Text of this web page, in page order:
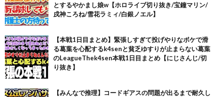
とするやかまし娘w【ホロライブ切り抜き/宝鐘マリン/
戌神ころね/雪花ラミィ/白銀ノエル】
【本戦1日目まとめ】緊張しすぎて投げやりなボケで滑
る葛葉を心配するk4senと貧乏ゆすりが止まらない葛葉
のLeagueThek4sen本戦1日目まとめ【にじさんじ/切
り抜き】
【みんなで推理】コードギアスの問題が出るまで耐久し